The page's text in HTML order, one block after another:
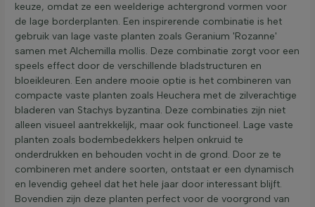
keuze, omdat ze een weelderige achtergrond vormen voor
de lage borderplanten. Een inspirerende combinatie is het
gebruik van lage vaste planten zoals Geranium 'Rozanne'
samen met Alchemilla mollis. Deze combinatie zorgt voor een
speels effect door de verschillende bladstructuren en
bloeikleuren. Een andere mooie optie is het combineren van
compacte vaste planten zoals Heuchera met de zilverachtige
bladeren van Stachys byzantina. Deze combinaties zijn niet
alleen visueel aantrekkelijk, maar ook functioneel. Lage vaste
planten zoals bodembedekkers helpen onkruid te
onderdrukken en behouden vocht in de grond. Door ze te
combineren met andere soorten, ontstaat er een dynamisch
en levendig geheel dat het hele jaar door interessant blijft.
Bovendien zijn deze planten perfect voor de voorgrond van